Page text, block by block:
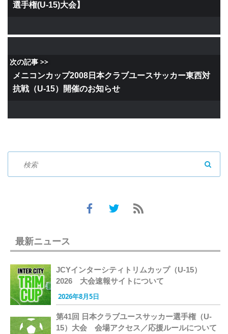
選手権(U-15)大会】
次の記事 >>
メニコンカップ2008日本クラブユースサッカー東西対
抗戦（U-15）開催のお知らせ
最新ニュース
JCYインターシティトリムカップ（U-15）
2026 大会速報サイトについて
2026年8月5日
第41回 日本クラブユースサッカー選手権（U-
15）大会 会場アクセス／応援ルールについて